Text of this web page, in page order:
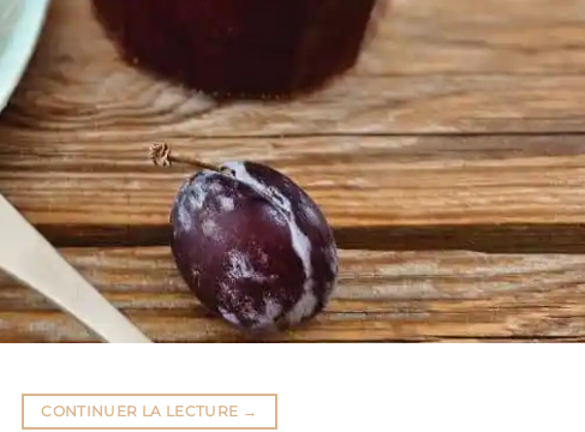
CONTINUER LA LECTURE →